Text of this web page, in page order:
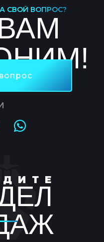
СВОЙ ВОПРОС?
И Т Е
resume@s-plus.kz
Наша почта: